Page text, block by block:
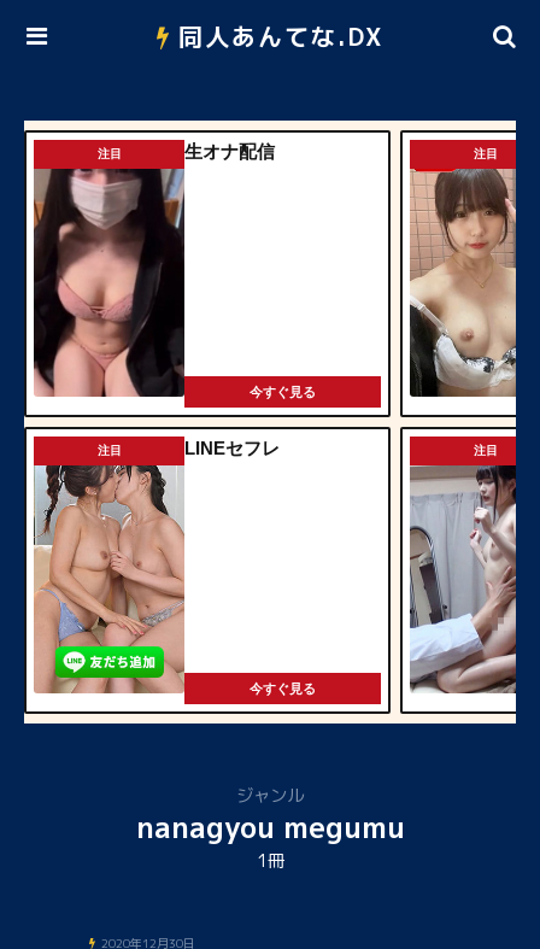
同人あんてな.DX
注目 生オナ配信
今すぐ見る
注目 LINEセフレ
今すぐ見る
注目
注目
ジャンル
nanagyou megumu
1冊
2020年12月30日